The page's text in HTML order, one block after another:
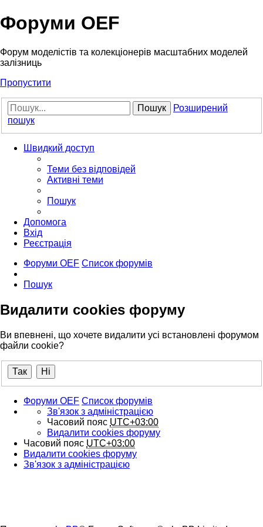
Форуми OEF
Форум моделістів та колекціонерів масштабних моделей
залізниць
Пропустити
Пошук
Розширений
пошук
Швидкий доступ
Теми без відповідей
Активні теми
Пошук
Допомога
Вхід
Реєстрація
Форуми OEF Список форумів
Пошук
Видалити cookies форуму
Ви впевнені, що хочете видалити усі встановлені форумом
файли cookie?
Форуми OEF Список форумів
Зв'язок з адміністрацією
Часовий пояс UTC+03:00
Видалити cookies форуму
Часовий пояс UTC+03:00
Видалити cookies форуму
Зв'язок з адміністрацією